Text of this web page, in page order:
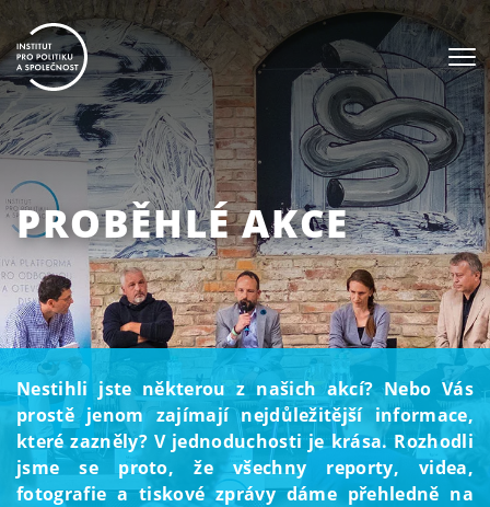
PROBĚHLÉ AKCE
Nestihli jste některou z našich akcí? Nebo Vás
prostě jenom zajímají nejdůležitější informace,
které zazněly? V jednoduchosti je krása. Rozhodli
jsme se proto, že všechny reporty, videa,
fotografie a tiskové zprávy dáme přehledně na